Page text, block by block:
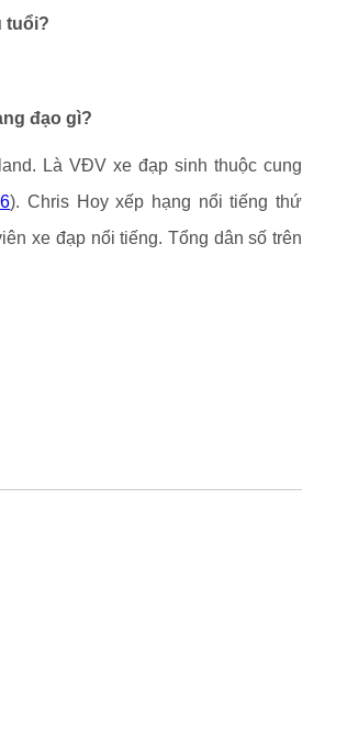
tuổi?
đạo gì?
Là VĐV xe đạp sinh thuộc cung
). Chris Hoy xếp hạng nổi tiếng thứ
xe đạp nổi tiếng. Tổng dân số trên